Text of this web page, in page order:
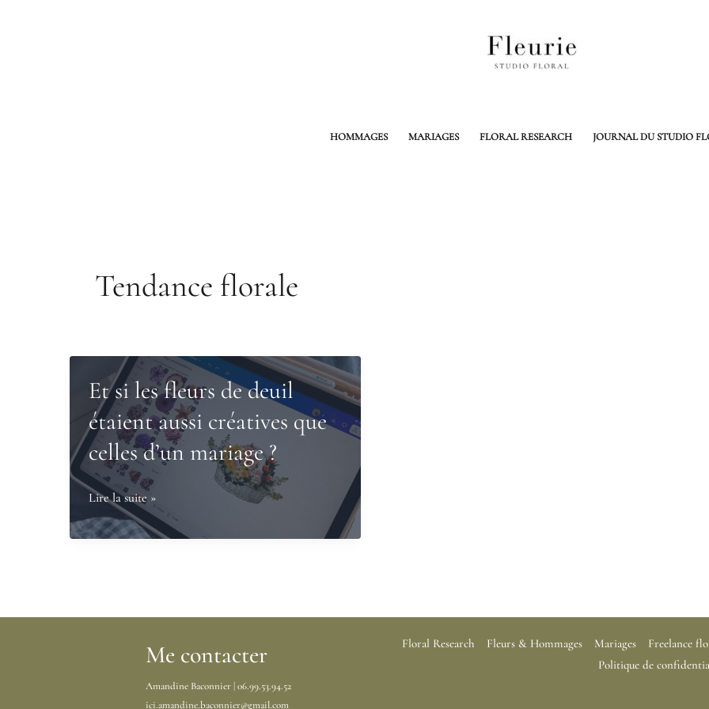
HOMMAGES MARIAGES FLORAL RESEARCH JOURNAL DU STUDIO
Tendance florale
Et si les fleurs de deuil
étaient aussi créatives que
celles d’un mariage ?
Et
si
les
Lire la suite »
Me contacter
Amandine Baconnier | 06.99.53.94.52
ici.amandine.baconnier@gmail.com
Floral Research Fleurs & Hommages Mariages Freelance
Politique de